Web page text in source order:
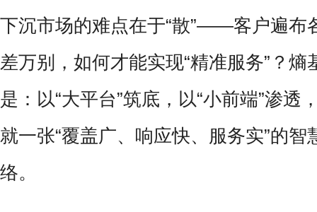
下沉市场的难点在于“散”——客户遍布
差万别，如何才能实现“精准服务”？熵
是：以“大平台”筑底，以“小前端”渗透
就一张“覆盖广、响应快、服务实”的智
络。